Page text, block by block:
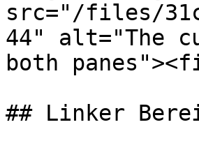
src="/files/
44" alt="The
both
## Linker